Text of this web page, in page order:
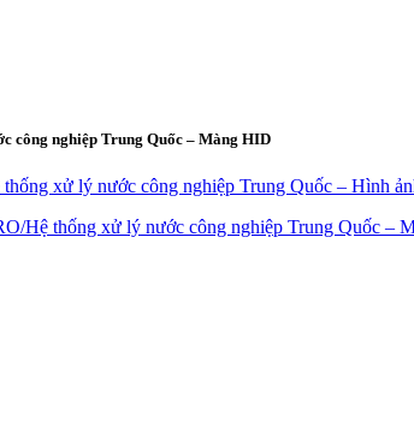
công nghiệp Trung Quốc – Màng HID